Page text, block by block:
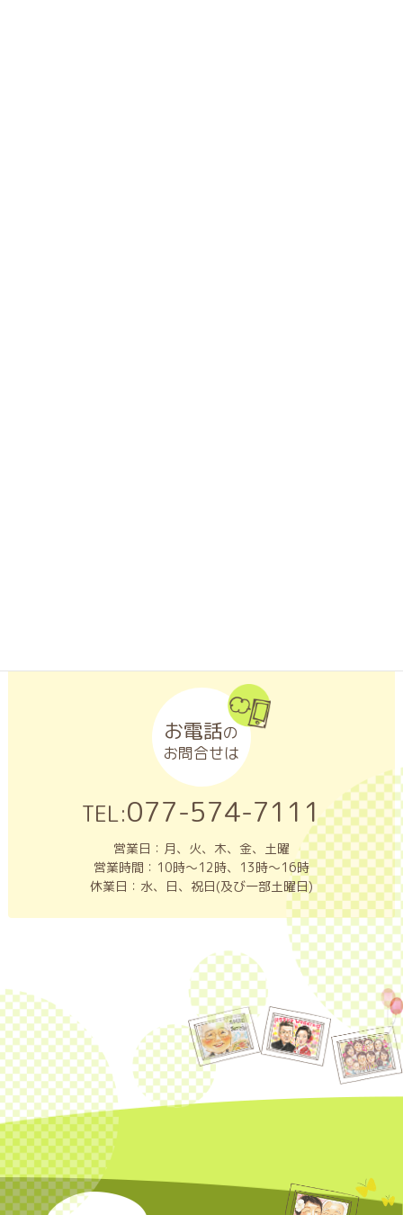
お電話の
お問合せは
TEL:077-574-7111
営業日：月、火、木、金、土曜
営業時間：10時～12時、13時～16時
休業日：水、日、祝日(及び一部土曜日)